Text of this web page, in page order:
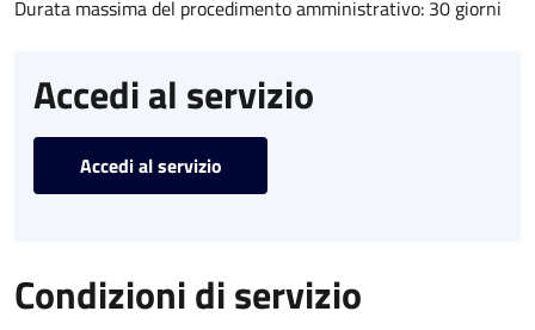
Durata massima del procedimento amministrativo: 30 giorni
Accedi al servizio
Accedi al servizio
Condizioni di servizio